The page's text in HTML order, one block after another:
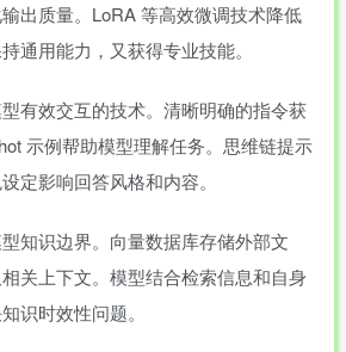
出质量。LoRA 等高效微调技术降低
通用能力，又获得专业技能。
有效交互的技术。清晰明确的指令获
示例帮助模型理解任务。思维链提示
定影响回答风格和内容。
知识边界。向量数据库存储外部文
关上下文。模型结合检索信息和自身
识时效性问题。